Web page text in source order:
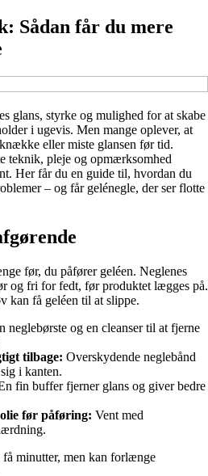
Sådan får du mere
glans, styrke og mulighed for at skabe
i ugevis. Men mange oplever, at
eller miste glansen før tid.
teknik, pleje og opmærksomhed
Her får du en guide til, hvordan du
– og får gelénegle, der ser flotte
før, du påfører geléen. Neglenes
og fri for fedt, før produktet lægges på.
kan få geléen til at slippe.
neglebørste og en cleanser til at fjerne
tilbage: Overskydende neglebånd
i kanten.
fin buffer fjerner glans og giver bedre
før påføring: Vent med
minutter, men kan forlænge